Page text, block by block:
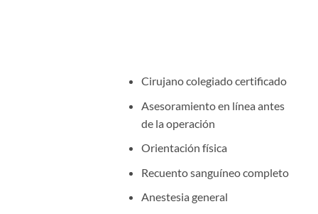
Cirujano colegiado certificado
Asesoramiento en línea antes
de la operación
Orientación física
Recuento sanguíneo completo
Anestesia general